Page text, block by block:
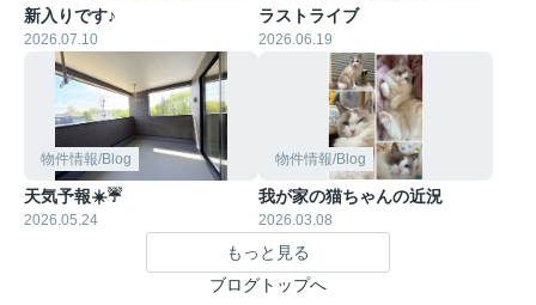
新入りです♪
2026.07.10
ラストライブ
2026.06.19
物件情報/Blog
天気予報☀️☔
2026.05.24
物件情報/Blog
我が家の猫ちゃんの近況
2026.03.08
もっと見る
ブログトップへ